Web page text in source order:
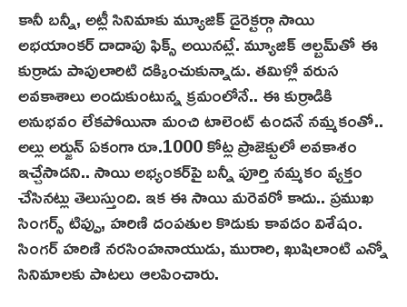
కానీ బన్నీ, అట్లీ సినిమాకు మ్యూజిక్ డైరెక్టర్గా సాయి
అభయాంక‌ర్‌ దాదాపు ఫిక్స్ అయినట్లే. మ్యూజిక్ ఆల్బమ్‌తో ఈ
కుర్రాడు పాపులారిటి దక్కించుకున్నాడు. తమిళ్లో వరుస‌
అవకాశాలు అందుకుంటున్న క్రమంలోనే.. ఈ కుర్రాడికి
అనుభవం లేకపోయినా మంచి టాలెంట్ ఉందనే నమ్మకంతో..
అల్లు అర్జున్ ఏకంగా రూ.1000 కోట్ల ప్రాజెక్టులో అవకాశం
ఇచ్చేసాడని.. సాయి అభ్యంకర్‌పై బన్నీ పూర్తి నమ్మకం వ్యక్తం
చేసినట్లు తెలుస్తుంది. ఇక ఈ సాయి మరెవరో కాదు.. ప్రముఖ
సింగర్స్ టిప్పు, హరిణి దంపతుల కొడుకు కావడం విశేషం.
సింగర్ హరిణి నరసింహనాయుడు, మురారి, ఖుషిలాంటి ఎన్నో
సినిమాలకు పాటలు ఆలపించారు.